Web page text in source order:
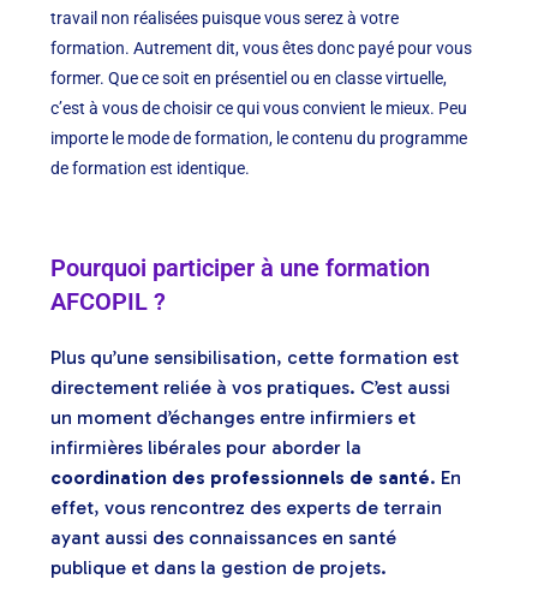
travail non réalisées puisque vous serez à votre
formation. Autrement dit, vous êtes donc payé pour vous
former. Que ce soit en présentiel ou en classe virtuelle,
c’est à vous de choisir ce qui vous convient le mieux. Peu
importe le mode de formation, le contenu du programme
de formation est identique.
Pourquoi participer à une formation
AFCOPIL ?
Plus qu’une sensibilisation, cette formation est
directement reliée à vos pratiques. C’est aussi
un moment d’échanges entre infirmiers et
infirmières libérales pour aborder la
coordination des professionnels de santé. En
effet, vous rencontrez des experts de terrain
ayant aussi des connaissances en santé
publique et dans la gestion de projets.